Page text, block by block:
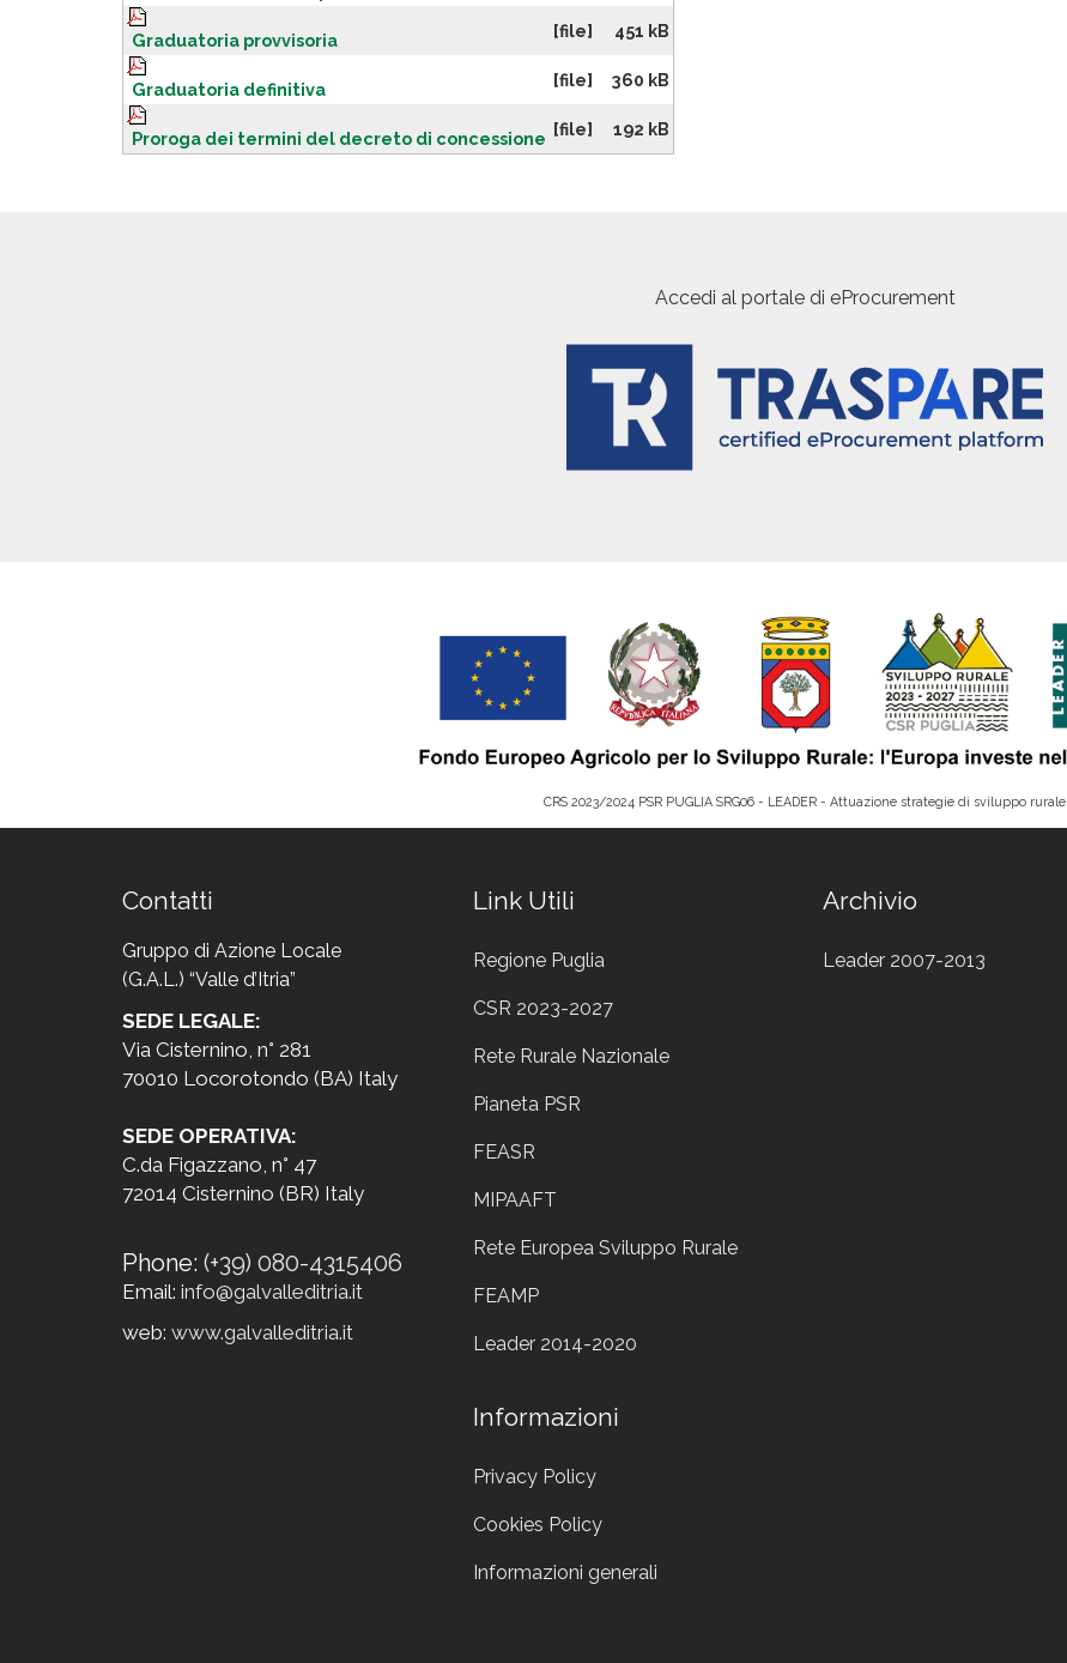
Graduatoria provvisoria [file] 451 kB
Graduatoria definitiva [file] 360 kB
Proroga dei termini del decreto di concessione [file] 192 kB
Accedi al portale di eProcurement
CRS 2023/2024 PSR PUGLIA SRG06 - LEADER - Attuazione strategie di sviluppo rurale
Contatti
Gruppo di Azione Locale
(G.A.L.) “Valle d’Itria”
SEDE LEGALE:
Via Cisternino, n° 281
70010 Locorotondo (BA) Italy
SEDE OPERATIVA:
C.da Figazzano, n° 47
72014 Cisternino (BR) Italy
Phone: (+39) 080-4315406
Email: info@galvalleditria.it
web: www.galvalleditria.it
Link Utili
Regione Puglia
CSR 2023-2027
Rete Rurale Nazionale
Pianeta PSR
FEASR
MIPAAFT
Rete Europea Sviluppo Rurale
FEAMP
Leader 2014-2020
Informazioni
Privacy Policy
Cookies Policy
Informazioni generali
Archivio
Leader 2007-2013